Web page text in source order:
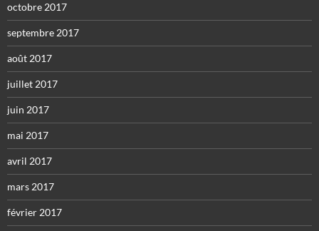
octobre 2017
septembre 2017
août 2017
juillet 2017
juin 2017
mai 2017
avril 2017
mars 2017
février 2017